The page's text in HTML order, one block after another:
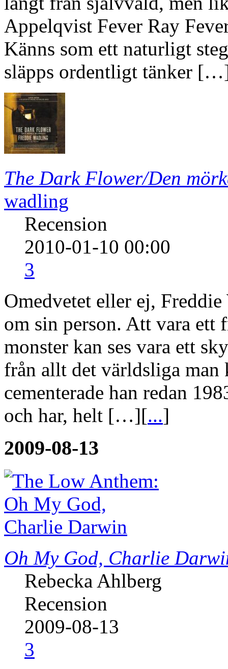
Appelqvist Fever Ray
Känns som ett naturligt
släpps ordentligt tänker
The Dark Flower/Den
wadling
Recension
2010-01-10 00:00
3
Omedvetet eller ej,
om sin person. Att vara ett
monster kan ses vara ett
från allt det världsliga man
cementerade han redan
och har, helt […][...]
2009-08-13
Oh My God, Charlie
Rebecka Ahlberg
Recension
2009-08-13
3